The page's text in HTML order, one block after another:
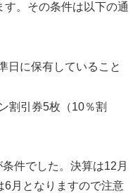
。その条件は以下の通
日に保有していること
割引券5枚（10％割
件でした。決算は12月
6月となりますので注意